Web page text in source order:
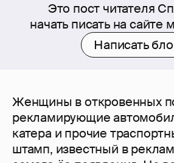
Это пост читателя
начать писать на
Написать
Женщины в откровенных
рекламирующие
катера и прочие
штамп, известный в